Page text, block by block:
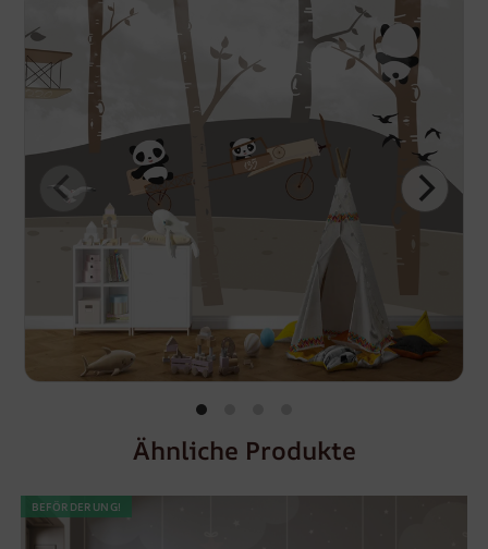
Ähnliche Produkte
BEFÖRDERUNG!